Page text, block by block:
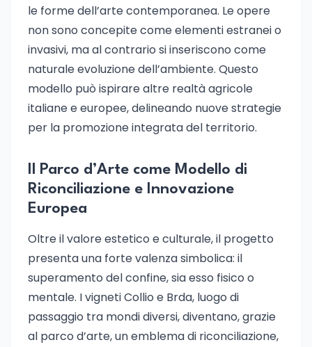
le forme dell’arte contemporanea. Le opere
non sono concepite come elementi estranei o
invasivi, ma al contrario si inseriscono come
naturale evoluzione dell’ambiente. Questo
modello può ispirare altre realtà agricole
italiane e europee, delineando nuove strategie
per la promozione integrata del territorio.
Il Parco d’Arte come Modello di
Riconciliazione e Innovazione
Europea
Oltre il valore estetico e culturale, il progetto
presenta una forte valenza simbolica: il
superamento del confine, sia esso fisico o
mentale. I vigneti Collio e Brda, luogo di
passaggio tra mondi diversi, diventano, grazie
al parco d’arte, un emblema di riconciliazione,